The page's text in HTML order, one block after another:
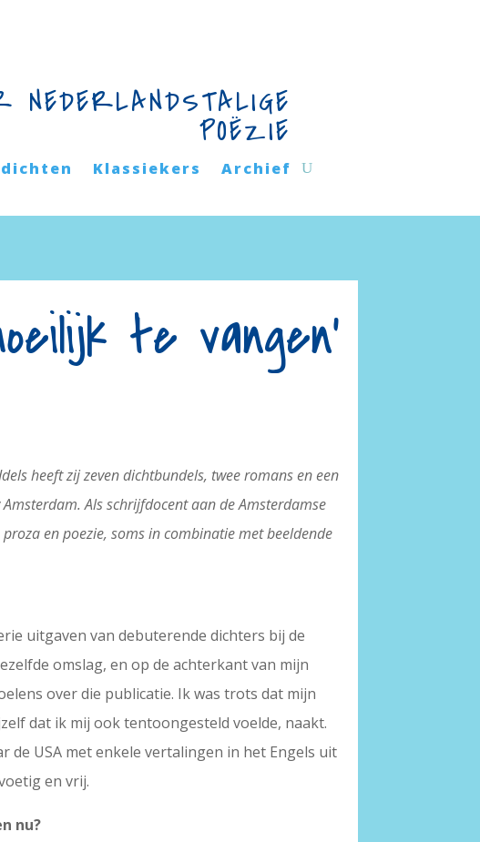
POËZIE
Klassiekers Archief
te vangen'
heeft zij zeven dichtbundels, twee romans en een
Als schrijfdocent aan de Amsterdamse
en poezie, soms in combinatie met beeldende
uitgaven van debuterende dichters bij de
omslag, en op de achterkant van mijn
over die publicatie. Ik was trots dat mijn
dat ik mij ook tentoongesteld voelde, naakt.
de USA met enkele vertalingen in het Engels uit
en vrij.
nu?